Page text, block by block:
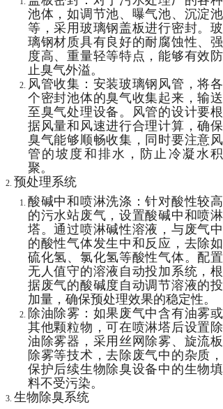
池体，如调节池、曝气池、沉淀池
等，采用玻璃钢盖板进行密封。玻
璃钢材质具有良好的耐腐蚀性、强
度高、重量轻等特点，能够有效防
止臭气外溢。
风管收集：安装玻璃钢风管，将各
个密封池体的臭气收集起来，输送
至臭气处理设备。风管的设计要根
据风量和风速进行合理计算，确保
臭气能够顺畅收集，同时要注意风
管的坡度和排水，防止冷凝水积
聚。
预处理系统
酸碱中和喷淋洗涤：针对酸性较高
的污水站废气，设置酸碱中和喷淋
塔。通过喷淋碱性溶液，与废气中
的酸性气体发生中和反应，去除如
硫化氢、氯化氢等酸性气体。配置
无人值守的溶液自动投加系统，根
据废气的酸碱度自动调节溶液的投
加量，确保预处理效果的稳定性。
除油除雾：如果废气中含有油雾或
其他颗粒物，可在喷淋塔后设置除
油除雾器，采用丝网除雾、旋流板
除雾等技术，去除废气中的杂质，
保护后续生物除臭设备中的生物填
料不受污染。
生物除臭系统